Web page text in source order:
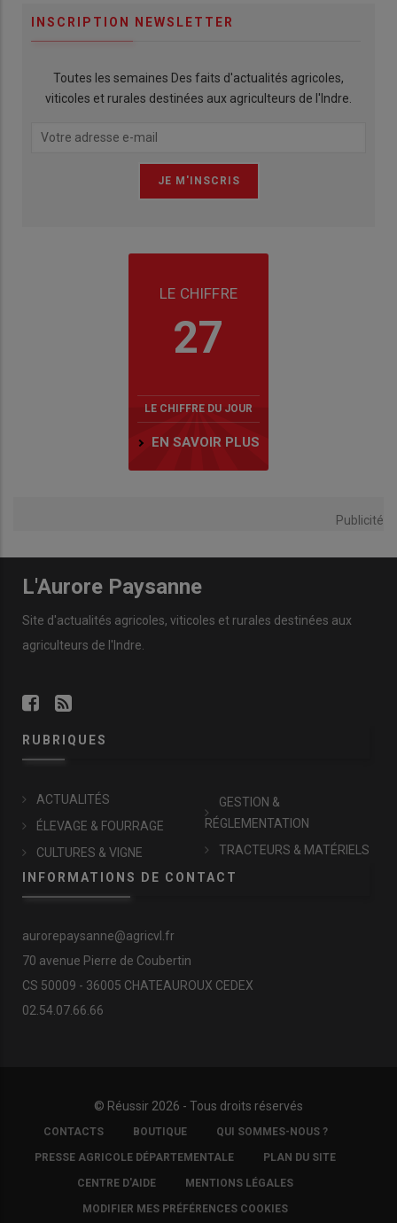
INSCRIPTION NEWSLETTER
Toutes les semaines Des faits d'actualités agricoles,
viticoles et rurales destinées aux agriculteurs de l'Indre.
LE CHIFFRE
27
LE CHIFFRE DU JOUR
EN SAVOIR PLUS
Publicité
L'Aurore Paysanne
Site d'actualités agricoles, viticoles et rurales destinées aux
agriculteurs de l'Indre.
RUBRIQUES
ACTUALITÉS
ÉLEVAGE & FOURRAGE
CULTURES & VIGNE
GESTION &
RÉGLEMENTATION
TRACTEURS & MATÉRIELS
INFORMATIONS DE CONTACT
aurorepaysanne@agricvl.fr
70 avenue Pierre de Coubertin
CS 50009 - 36005 CHATEAUROUX CEDEX
02.54.07.66.66
© Réussir 2026 - Tous droits réservés
FOOTER
COPYRIGHT
CONTACTS BOUTIQUE QUI SOMMES-NOUS ?
PRESSE AGRICOLE DÉPARTEMENTALE PLAN DU SITE
CENTRE D'AIDE MENTIONS LÉGALES
MODIFIER MES PRÉFÉRENCES COOKIES